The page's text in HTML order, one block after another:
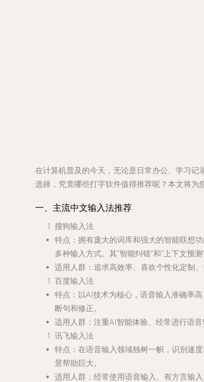
在计算机普及的今天，无论是日常办公、学习
选择，究竟哪些打字软件值得推荐呢？本文将为
一、主流中文输入法推荐
搜狗输入法
特点 ：拥有庞大的词库和强大的智能联想
多种输入方式。其“智能纠错”和“上下文预测
适用人群 ：追求高效率、喜欢个性化定制
百度输入法
特点 ：以AI技术为核心，语音输入准确率
断句和修正。
适用人群 ：注重AI智能体验、经常进行语
讯飞输入法
特点 ：在语音输入领域独树一帜，识别速
景帮助巨大。
适用人群 ：经常使用语音输入、有方言输